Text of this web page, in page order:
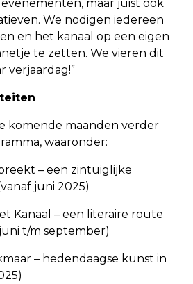
maar juist ook
We nodigen iedereen
en het kanaal op een eigen
te zetten. We vieren dit
verjaardag!”
komende maanden verder
waaronder:
– een zintuiglijke
juni 2025)
Kanaal – een literaire route
t/m september)
– hedendaagse kunst in